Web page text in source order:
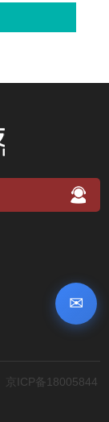
✉
京ICP备18005844